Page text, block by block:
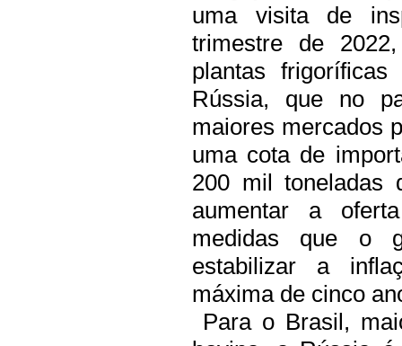
uma visita de
trimestre de
plantas
Rússia, que no
maiores mercados
uma cota de
200 mil toneladas
aumentar a
medidas que o
estabilizar a
máxima de cinco
Para o Brasil,